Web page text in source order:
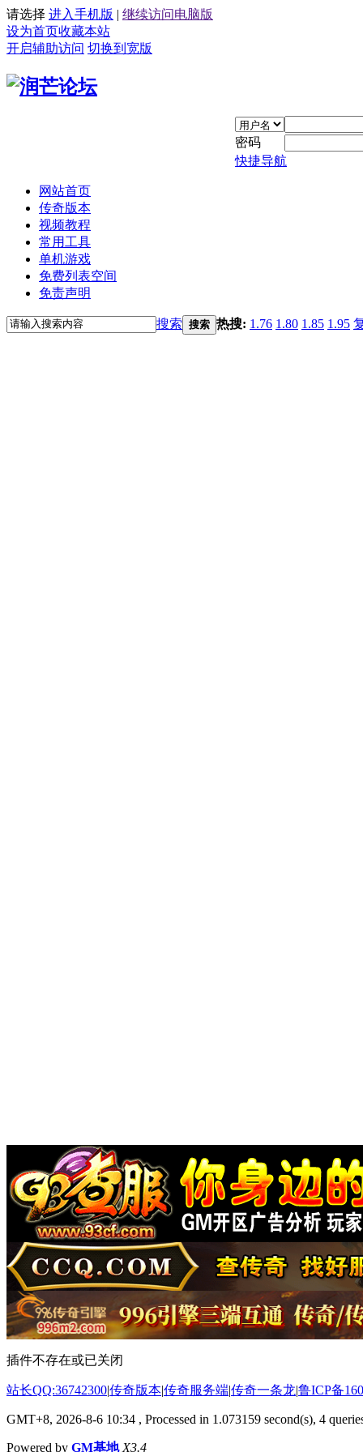
请选择 进入手机版 | 继续访问电脑版
设为首页收藏本站
开启辅助访问 切换到宽版
密码
快捷导航
网站首页
传奇版本
视频教程
常用工具
单机游戏
免费列表空间
免责声明
搜索 搜索 热搜: 1.76 1.80 1.85 1.95
插件不存在或已关闭
站长QQ:36742300|传奇版本|传奇服务端|传奇一条龙|鲁ICP备
GMT+8, 2026-8-6 10:34 , Processed in 1.073159 second(s), 4
Powered by GM基地 X3.4